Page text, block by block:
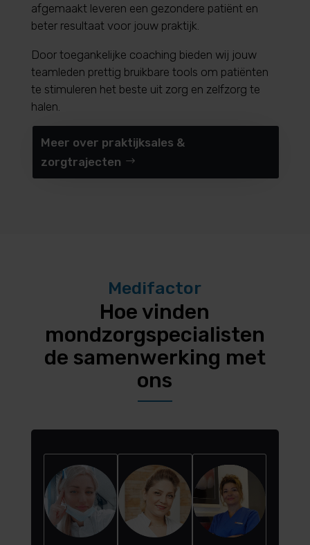
afgemaakt leveren een gezondere patiënt en
beter resultaat voor jouw praktijk.
Door toegankelijke coaching bieden wij jouw
teamleden prettig bruikbare tools om patiënten
te stimuleren het beste uit zorg en zelfzorg te
halen.
Meer over praktijksales &
zorgtrajecten
Medifactor
Hoe vinden
mondzorgspecialisten
de samenwerking met
ons